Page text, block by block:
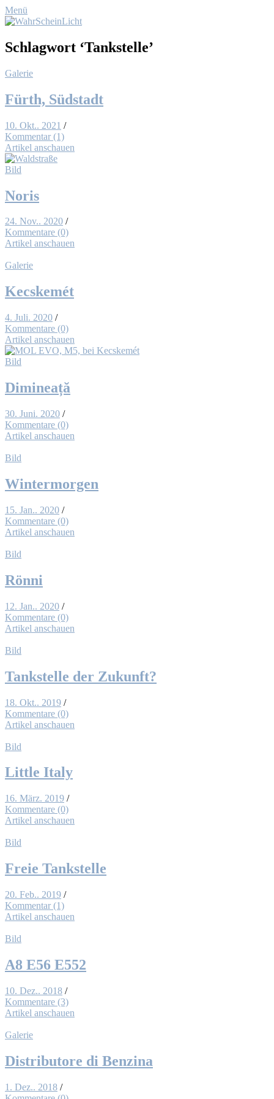
Menü
Schlagwort ‘Tankstelle’
Galerie
Fürth, Süd­stadt
10. Okt.. 2021 /
Kommentar (1)
Artikel anschauen
Bild
No­ris
24. Nov.. 2020 /
Kommentare (0)
Artikel anschauen
Galerie
Kec­s­ke­mét
4. Juli. 2020 /
Kommentare (0)
Artikel anschauen
Bild
Di­mi­ne­ață
30. Juni. 2020 /
Kommentare (0)
Artikel anschauen
Bild
Win­ter­mor­gen
15. Jan.. 2020 /
Kommentare (0)
Artikel anschauen
Bild
Rön­ni
12. Jan.. 2020 /
Kommentare (0)
Artikel anschauen
Bild
Tank­stel­le der Zu­kunft?
18. Okt.. 2019 /
Kommentare (0)
Artikel anschauen
Bild
Litt­le Ita­ly
16. März. 2019 /
Kommentare (0)
Artikel anschauen
Bild
Freie Tank­stel­le
20. Feb.. 2019 /
Kommentar (1)
Artikel anschauen
Bild
A8 E56 E552
10. Dez.. 2018 /
Kommentare (3)
Artikel anschauen
Galerie
Dis­tri­bu­to­re di Ben­zi­na
1. Dez.. 2018 /